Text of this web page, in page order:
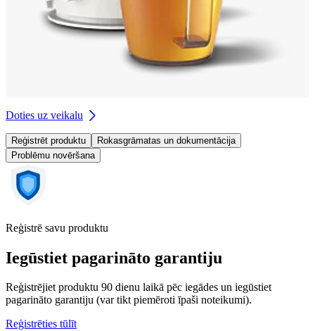
Doties uz veikalu
Reģistrēt produktu
Rokasgrāmatas un dokumentācija
Problēmu novēršana
Reģistrē savu produktu
Iegūstiet pagarināto garantiju
Reģistrējiet produktu 90 dienu laikā pēc iegādes un iegūstiet
pagarināto garantiju (var tikt piemēroti īpaši noteikumi).
Reģistrēties tūlīt